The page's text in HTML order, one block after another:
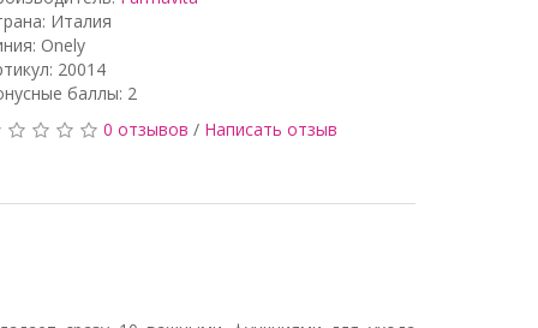
Италия
Onely
20014
баллы: 2
0 отзывов / Написать отзыв